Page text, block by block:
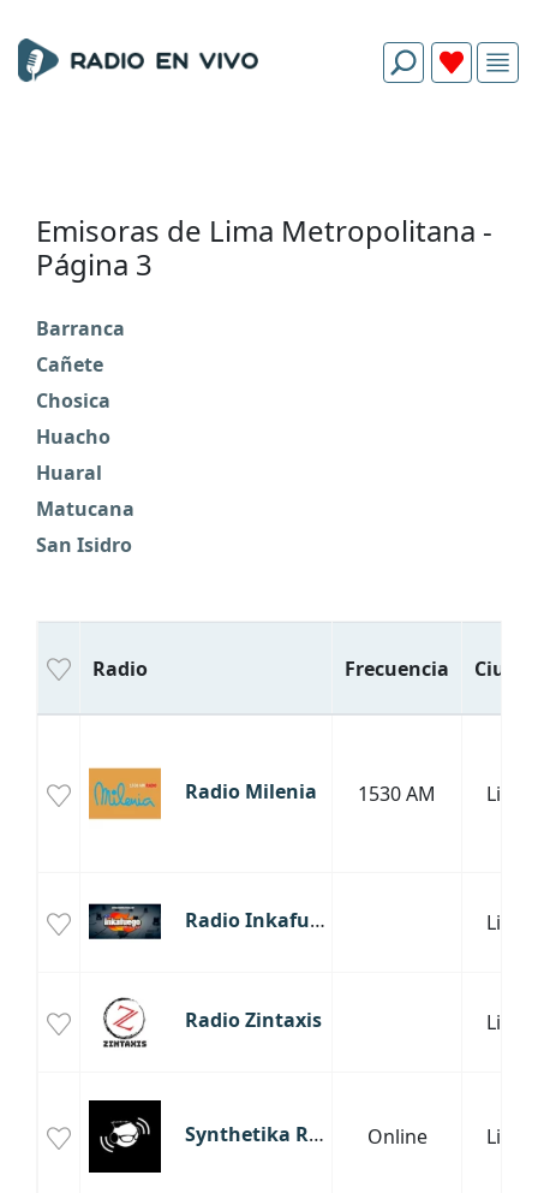
Emisoras de Lima Metropolitana -
Página 3
Barranca
Cañete
Chosica
Huacho
Huaral
Matucana
San Isidro
Radio Frecuencia
Radio Milenia 1530 AM Lima
Radio Inkafuego Lima
Radio Zintaxis Lima
Synthetika Radio Online Lima